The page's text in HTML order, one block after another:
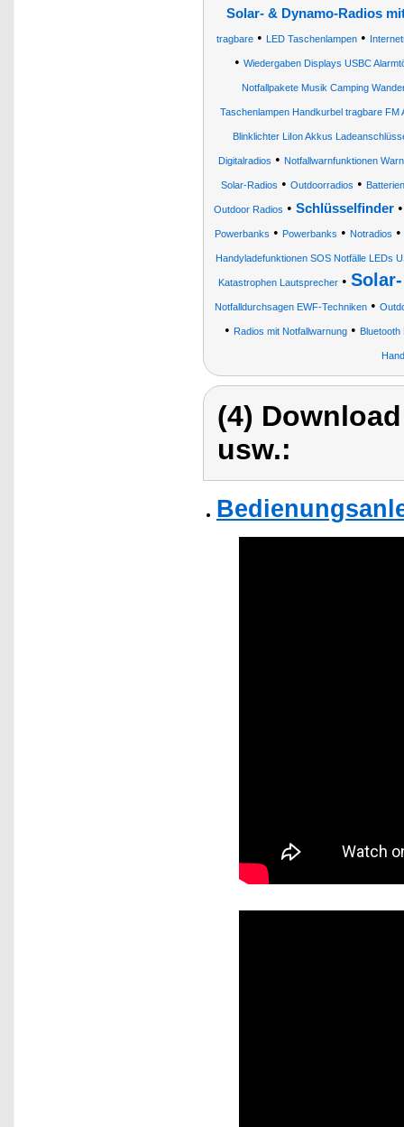
Solar- & Dynamo-Radios
tragbare • LED Taschenlampen •
• Wiedergaben Displays USBC
Notfallpakete Musik Camping
Taschenlampen Handkurbel tragbare FM
Blinklichter LiIon Akkus
Digitalradios • Notfallwarnfunktionen
Solar-Radios • Outdoorradios •
Outdoor Radios • Schlüsselfinder
Powerbanks • Powerbanks • Notradios •
Handyladefunktionen SOS Notfälle LEDs
Katastrophen Lautsprecher•
Notfalldurchsagen EWF-Techniken•
• Radios mit Notfallwarnung• Bluetooth
(4)
usw.: